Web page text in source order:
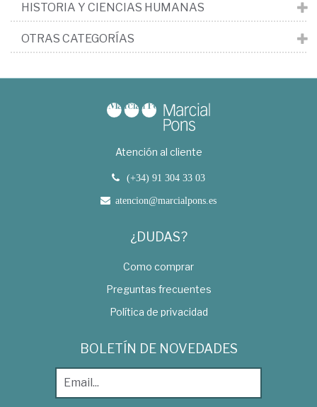
HISTORIA Y CIENCIAS HUMANAS
OTRAS CATEGORÍAS
Atención al cliente
(+34) 91 304 33 03
atencion@marcialpons.es
¿DUDAS?
Como comprar
Preguntas frecuentes
Política de privacidad
BOLETÍN DE NOVEDADES